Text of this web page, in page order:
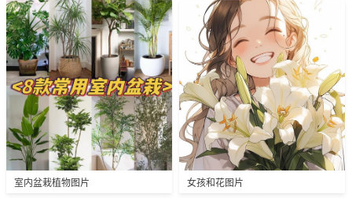
室内盆栽植物图片 女孩和花图片